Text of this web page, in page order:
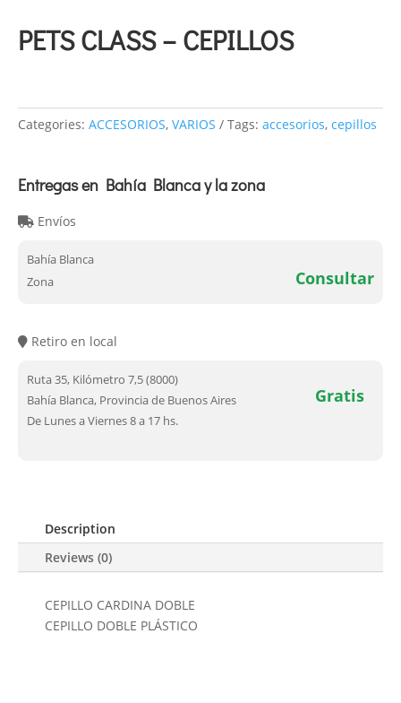
PETS CLASS – CEPILLOS
Categories: ACCESORIOS, VARIOS Tags: accesorios, cepillos
Entregas en Bahía Blanca y la zona
Envíos
Bahía Blanca
Zona
Consultar
Retiro en local
Ruta 35, Kilómetro 7,5 (8000)
Bahía Blanca, Provincia de Buenos Aires
De Lunes a Viernes 8 a 17 hs.
Gratis
Description
Reviews (0)
CEPILLO CARDINA DOBLE
CEPILLO DOBLE PLÁSTICO